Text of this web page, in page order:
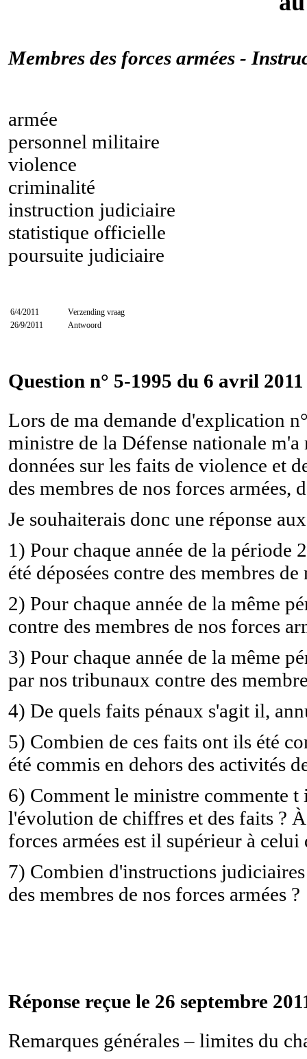
Membres des forces armées -
armée
personnel militaire
violence
criminalité
instruction judiciaire
statistique officielle
poursuite judiciaire
6/4/2011
Verzending vraag
26/9/2011
Antwoord
Question n° 5-1995 du 6 avril
Lors de ma demande d'explication
ministre de la Défense nationale
données sur les faits de violence et
des membres de nos forces armées,
Je souhaiterais donc une réponse
1) Pour chaque année de la
été déposées contre des membres
2) Pour chaque année de la même
contre des membres de nos forces
3) Pour chaque année de la même
par nos tribunaux contre des
4) De quels faits pénaux s'agit il,
5) Combien de ces faits ont ils été
été commis en dehors des activités
6) Comment le ministre commente t
l'évolution de chiffres et des faits ?
forces armées est il supérieur à
7) Combien d'instructions
des membres de nos forces armées ?
Réponse reçue le 26 septembre
Remarques générales – limites du